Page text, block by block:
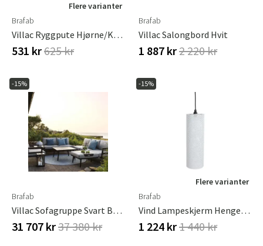
Flere varianter
Brafab
Villac Ryggpute Hjørne/kort Brun Brafab
531 kr625 kr
Brafab
Villac Salongbord Hvit
1 887 kr2 220 kr
-15%
Brafab
Villac Sofagruppe Svart Brafab
31 707 kr37 380 kr
-15%
Flere varianter
Brafab
Vind Lampeskjerm Hengende Hvit Brafab
1 224 kr1 440 kr